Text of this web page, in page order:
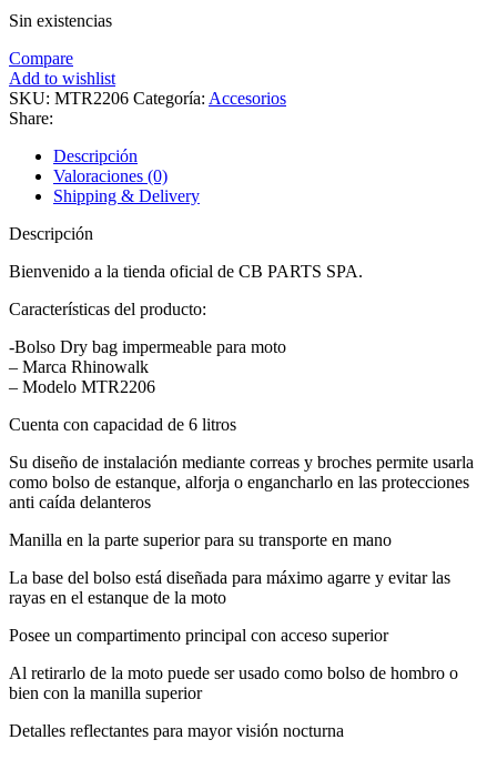
original
$48.990.
Sin existencias
Compare
Add to wishlist
SKU: MTR2206 Categoría: Accesorios
Share:
Descripción
Valoraciones (0)
Shipping & Delivery
Descripción
Bienvenido a la tienda oficial de CB PARTS SPA.
Características del producto:
-Bolso Dry bag impermeable para moto
– Marca Rhinowalk
– Modelo MTR2206
Cuenta con capacidad de 6 litros
Su diseño de instalación mediante correas y broches permite usarla
como bolso de estanque, alforja o engancharlo en las protecciones
anti caída delanteros
Manilla en la parte superior para su transporte en mano
La base del bolso está diseñada para máximo agarre y evitar las
rayas en el estanque de la moto
Posee un compartimento principal con acceso superior
Al retirarlo de la moto puede ser usado como bolso de hombro o
bien con la manilla superior
Detalles reflectantes para mayor visión nocturna